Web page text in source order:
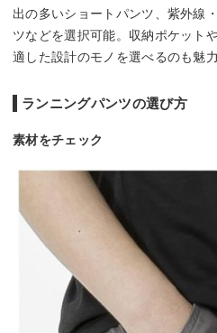
出の多いショートパンツ、紫外線
ツなどを選択可能。収納ポケット
適した設計のモノを選べるのも魅力
ランニングパンツの選び方
素材をチェック